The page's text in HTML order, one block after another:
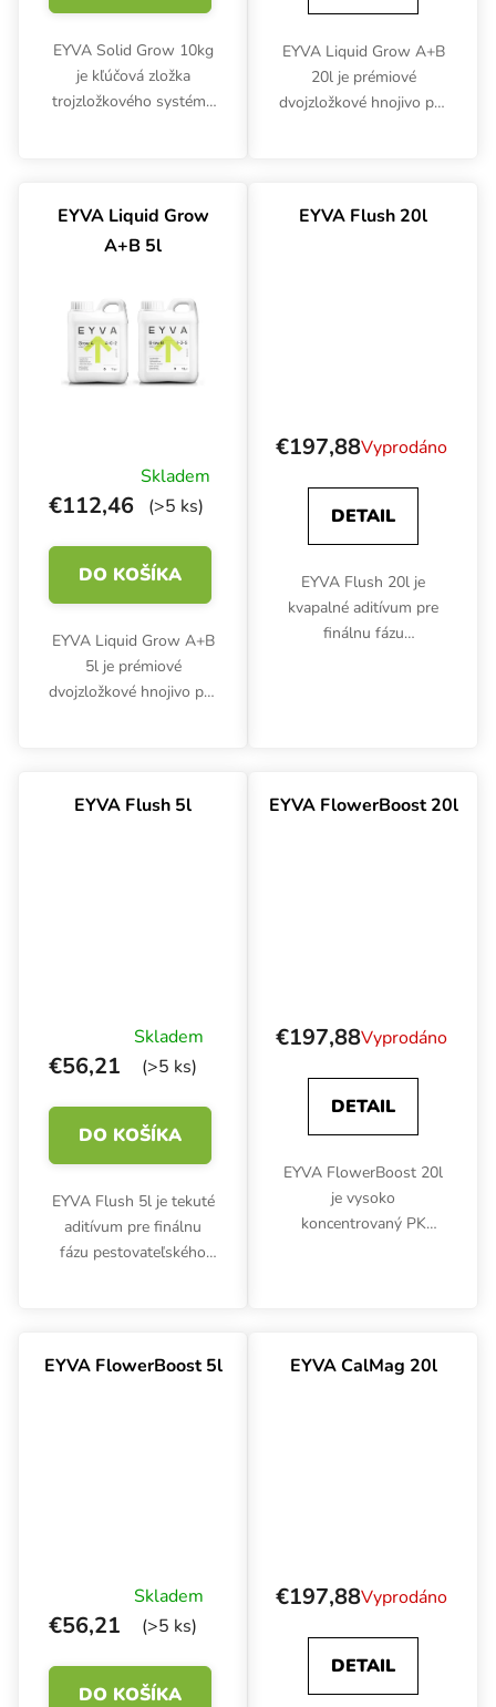
EYVA Solid Grow 10kg
je kľúčová zložka
trojzložkového systému
rast. Zaisťuje silné
korene a listy, čo je
ideálne pre moderné...
EYVA Liquid Grow A+B
20l je prémiové
dvojzložkové hnojivo pre
systém. Vďaka čistému
EYVA Liquid Grow
A+B 5l
Skladem
(>5 ks)
€112,46
DO KOŠÍKA
EYVA Liquid Grow A+B
5l je prémiové
dvojzložkové hnojivo pre
systém. Vďaka čistému
EYVA Flush 20l
Vyprodáno
€197,88
DETAIL
EYVA Flush 20l je
kvapalné aditívum pre
finálnu fázu
EYVA Flush 5l
Skladem
(>5 ks)
€56,21
DO KOŠÍKA
EYVA Flush 5l je tekuté
aditívum pre finálnu
fázu pestovateľského
rastlinám spotrebovať
zvyškové živiny, čím...
EYVA FlowerBoost 20l
Vyprodáno
€197,88
DETAIL
EYVA FlowerBoost 20l
je vysoko
koncentrovaný PK
arómu plodov u...
EYVA FlowerBoost 5l
Skladem
(>5 ks)
€56,21
DO KOŠÍKA
EYVA CalMag 20l
Vyprodáno
€197,88
DETAIL